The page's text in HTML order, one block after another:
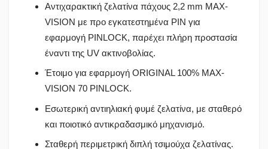
Αντιχαρακτική ζελατίνα πάχους 2,2 mm MAX-
VISION με προ εγκατεστημένα PIN για
εφαρμογή PINLOCK, παρέχει πλήρη προστασία
έναντι της UV ακτινοβολίας.
Έτοιμο για εφαρμογή ORIGINAL 100% MAX-
VISION 70 PINLOCK.
Εσωτερική αντιηλιακή φυμέ ζελατίνα, με σταθερό
και ποιοτικό αντικραδασμικό μηχανισμό.
Σταθερή περιμετρική διπλή τσιμούχα ζελατίνας.